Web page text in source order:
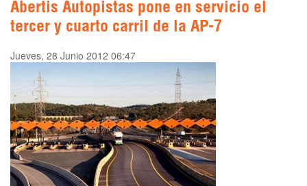
Abertis Autopistas pone en servicio el
tercer y cuarto carril de la AP-7
Jueves, 28 Junio 2012 06:47